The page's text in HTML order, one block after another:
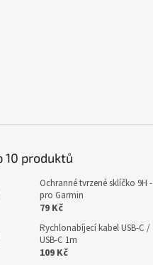
10 produktů
Ochranné tvrzené sklíčko 9H -
pro Garmin
79 Kč
Rychlonabíjecí kabel USB-C /
USB-C 1m
109 Kč